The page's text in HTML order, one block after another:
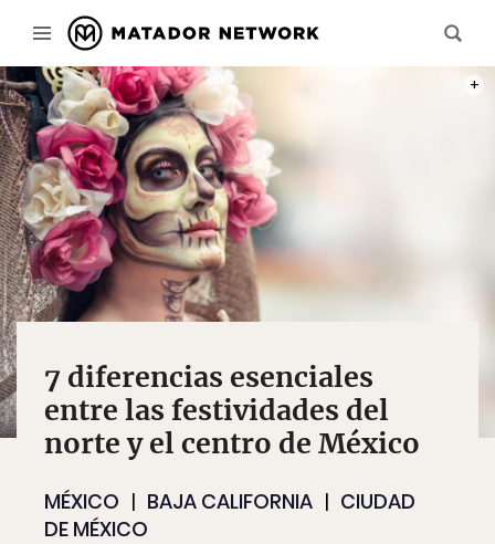
7 diferencias esenciales
entre las festividades del
norte y el centro de México
MÉXICO BAJA CALIFORNIA
CIUDAD
DE MÉXICO